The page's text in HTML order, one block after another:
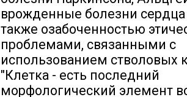
врожденные болезни сердца
также озабоченностью
проблемами, связанными с
использованием стволовых
"Клетка - есть последний
морфологический элемент